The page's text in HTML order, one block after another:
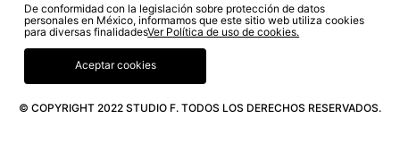
© COPYRIGHT 2022 STUDIO F. TODOS LOS DERECHOS RESERVADOS.
De conformidad con la legislación sobre protección de datos
personales en México, informamos que este sitio web utiliza cookies
para diversas finalidadesVer Política de uso de cookies.
Aceptar cookies